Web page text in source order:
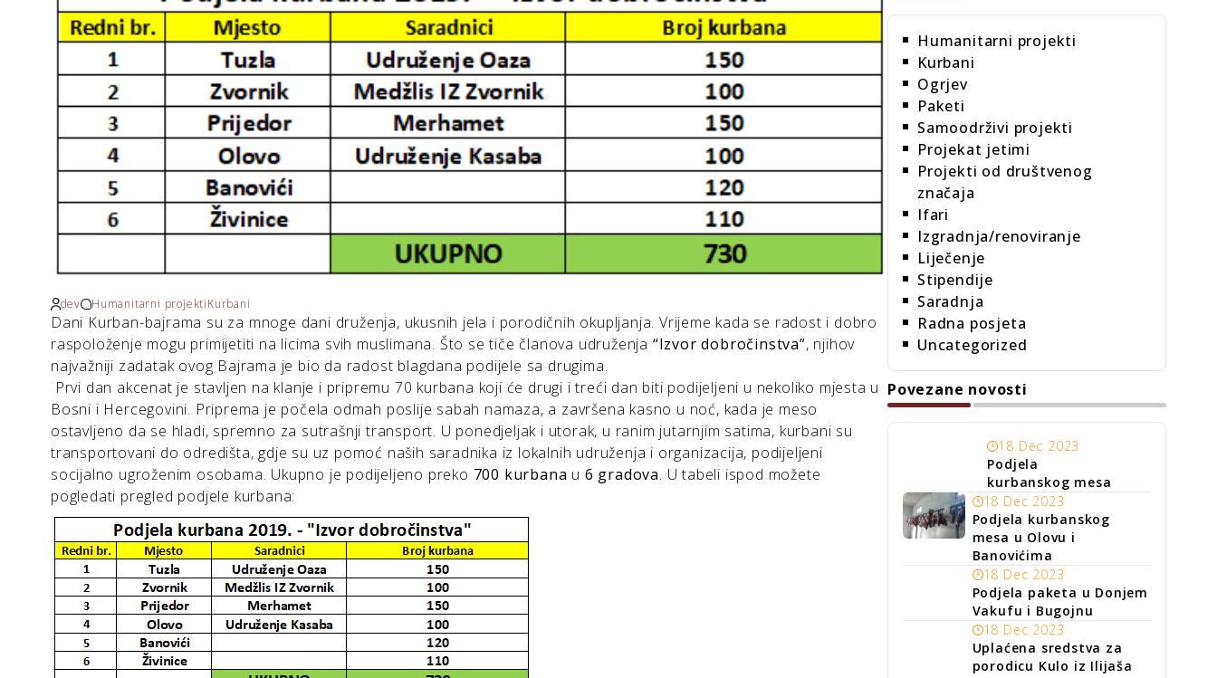
dev Humanitarni projektiKurbani
Dani Kurban-bajrama su za mnoge dani druženja, ukusnih jela i porodičnih okupljanja. Vrijeme kada se radost i dobro
raspoloženje mogu primijetiti na licima svih muslimana. Što se tiče članova udruženja “Izvor dobročinstva”, njihov
najvažniji zadatak ovog Bajrama je bio da radost blagdana podijele sa drugima.
Prvi dan akcenat je stavljen na klanje i pripremu 70 kurbana koji će drugi i treći dan biti podijeljeni u nekoliko mjesta u
Bosni i Hercegovini. Priprema je počela odmah poslije sabah namaza, a završena kasno u noć, kada je meso
ostavljeno da se hladi, spremno za sutrašnji transport. U ponedjeljak i utorak, u ranim jutarnjim satima, kurbani su
transportovani do odredišta, gdje su uz pomoć naših saradnika iz lokalnih udruženja i organizacija, podijeljeni
socijalno ugroženim osobama. Ukupno je podijeljeno preko 700 kurbana u 6 gradova. U tabeli ispod možete
pogledati pregled podjele kurbana:
Humanitarni projekti
Kurbani
Ogrjev
Paketi
Samoodrživi projekti
Projekat jetimi
Projekti od društvenog
značaja
Ifari
Izgradnja/renoviranje
Liječenje
Stipendije
Saradnja
Radna posjeta
Uncategorized
Povezane novosti
18 Dec 2023
Podjela
kurbanskog mesa
18 Dec 2023
Podjela kurbanskog
mesa u Olovu i
Banovićima
18 Dec 2023
Podjela paketa u Donjem
Vakufu i Bugojnu
18 Dec 2023
Uplaćena sredstva za
porodicu Kulo iz Ilijaša